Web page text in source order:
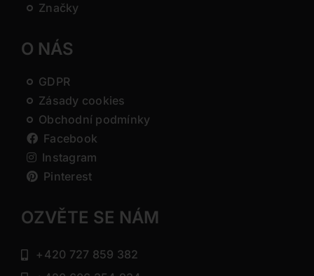
Značky
O NÁS
GDPR
Zásady cookies
Obchodní podmínky
Facebook
Instagram
Pinterest
OZVĚTE SE NÁM
+420 727 859 382